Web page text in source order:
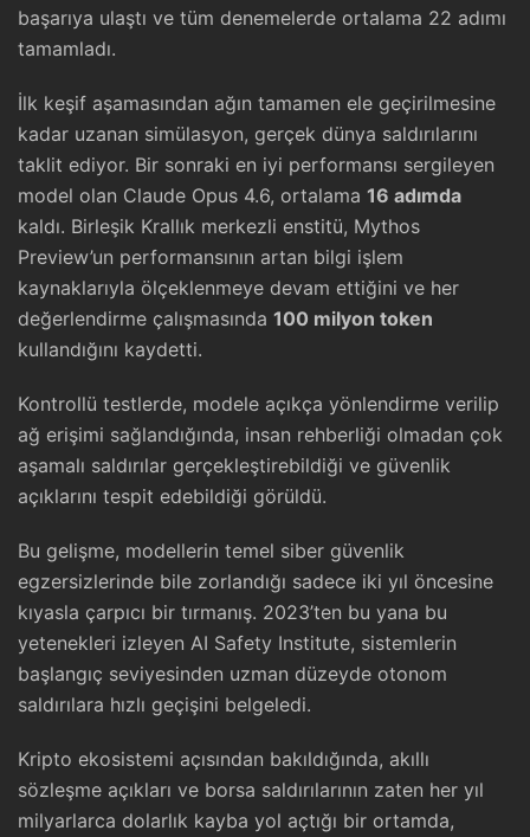
başarıya ulaştı ve tüm denemelerde ortalama 22 adımı
tamamladı.
İlk keşif aşamasından ağın tamamen ele geçirilmesine
kadar uzanan simülasyon, gerçek dünya saldırılarını
taklit ediyor. Bir sonraki en iyi performansı sergileyen
model olan Claude Opus 4.6, ortalama 16 adımda
kaldı. Birleşik Krallık merkezli enstitü, Mythos
Preview’un performansının artan bilgi işlem
kaynaklarıyla ölçeklenmeye devam ettiğini ve her
değerlendirme çalışmasında 100 milyon token
kullandığını kaydetti.
Kontrollü testlerde, modele açıkça yönlendirme verilip
ağ erişimi sağlandığında, insan rehberliği olmadan çok
aşamalı saldırılar gerçekleştirebildiği ve güvenlik
açıklarını tespit edebildiği görüldü.
Bu gelişme, modellerin temel siber güvenlik
egzersizlerinde bile zorlandığı sadece iki yıl öncesine
kıyasla çarpıcı bir tırmanış. 2023’ten bu yana bu
yetenekleri izleyen AI Safety Institute, sistemlerin
başlangıç seviyesinden uzman düzeyde otonom
saldırılara hızlı geçişini belgeledi.
Kripto ekosistemi açısından bakıldığında, akıllı
sözleşme açıkları ve borsa saldırılarının zaten her yıl
milyarlarca dolarlık kayba yol açtığı bir ortamda,